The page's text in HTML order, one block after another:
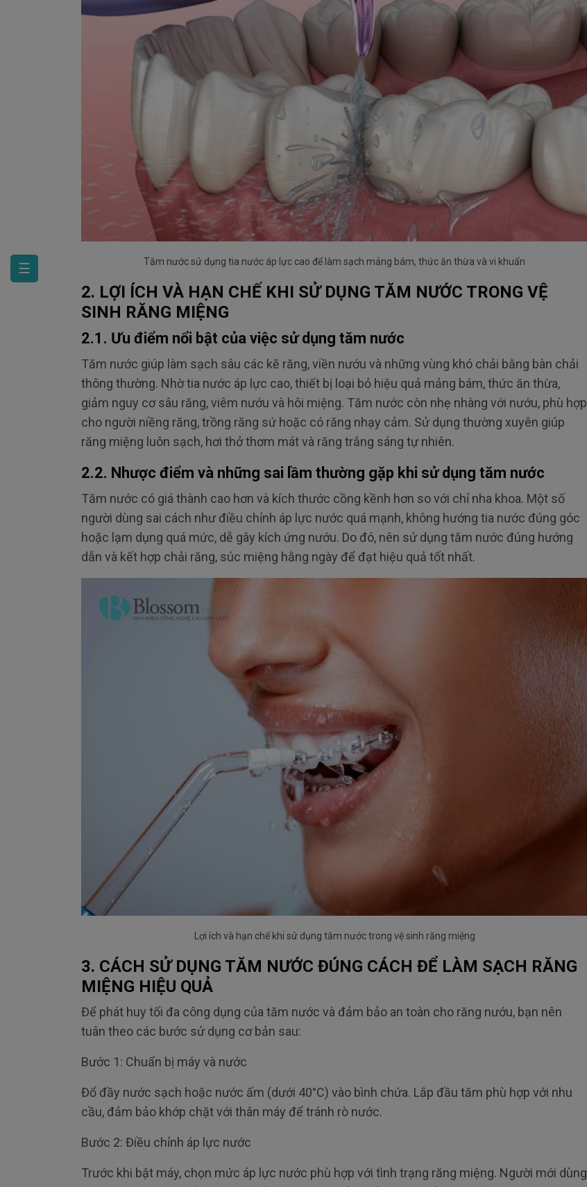
☰ Tăm nước sử dụng tia nước áp lực cao để làm sạch mảng bám, thức ăn thừa và vi khuẩn
2. LỢI ÍCH VÀ HẠN CHẾ KHI SỬ DỤNG TĂM NƯỚC TRONG VỆ
SINH RĂNG MIỆNG
2.1. Ưu điểm nổi bật của việc sử dụng tăm nước
Tăm nước giúp làm sạch sâu các kẽ răng, viền nướu và những vùng khó chải bằng bàn chải
thông thường. Nhờ tia nước áp l ực cao, thiết bị loại bỏ hiệu quả mảng bám, thức ăn thừa,
giảm nguy cơ sâu răng, viêm nướu và hôi miệng. Tăm nước còn nhẹ nhàng với nướu, phù hợp
cho người niềng răng, trồng răng sứ hoặc có răng nhạy cảm. Sử dụng thường xuyên giúp
răng miệng luôn sạch, hơi thở thơm mát và răng trắng sáng tự nhiên.
2.2. Nhược điểm và những sai lầm thường gặp khi sử dụng tăm nước
Tăm nước có giá thành cao hơn và kích thước cồng kềnh hơn so với chỉ nha khoa. Một số
người dùng sai cách như điều chỉnh áp l ực nước quá mạnh, không hướng tia nước đúng góc
hoặc lạm dụng quá mức, dễ gây kích ứng nướu. Do đó, nên sử dụng tăm nước đúng hướng
dẫn và kết hợp chải răng, súc miệng hằng ngày để đạt hiệu quả tốt nhất.
Lợi ích và hạn chế khi sử dụng tăm nước trong vệ sinh răng miệng
3. CÁCH SỬ DỤNG TĂM NƯỚC ĐÚNG CÁCH ĐỂ LÀM SẠCH RĂNG
MIỆNG HIỆU QUẢ
Để phát huy tối đa công dụng của tăm nước và đảm bảo an toàn cho răng nướu, bạn nên
tuân theo các bước sử dụng cơ bản sau:
Bước 1: Chuẩn bị máy và nước
Đổ đầy nước sạch hoặc nước ấm (dưới 40°C) vào bình chứa. Lắp đầu tăm phù hợp với nhu
cầu, đảm bảo khớp chặt với thân máy để tránh rò nước.
Bước 2: Điều chỉnh áp l ực nước
Trước khi bật máy, chọn mức áp l ực nước phù hợp với tình trạng răng miệng. Người mới dùng